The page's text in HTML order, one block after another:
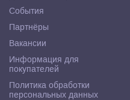
События
Партнёры
Вакансии
Информация для
покупателей
Политика обработки
персональных данных